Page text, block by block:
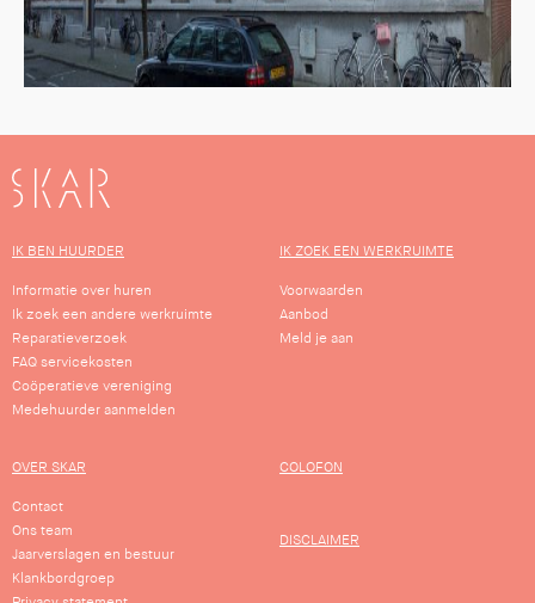
SKAR
IK BEN HUURDER
Informatie over huren
Ik zoek een andere werkruimte
Reparatieverzoek
FAQ servicekosten
Coöperatieve vereniging
Medehuurder aanmelden
IK ZOEK EEN WERKRUIMTE
Voorwaarden
Aanbod
Meld je aan
OVER SKAR
Contact
Ons team
Jaarverslagen en bestuur
Klankbordgroep
COLOFON
DISCLAIMER